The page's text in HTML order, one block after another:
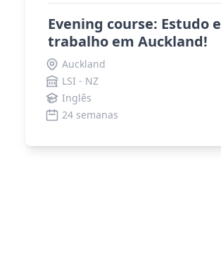
Evening course: Estudo e
trabalho em Auckland!
Auckland
LSI - NZ
Inglês
24 semanas